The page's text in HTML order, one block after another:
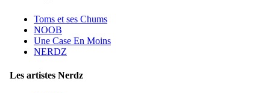
Toms et ses Chums
NOOB
Une Case En Moins
NERDZ
Les artistes Nerdz